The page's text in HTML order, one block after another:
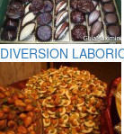
DIVERSION